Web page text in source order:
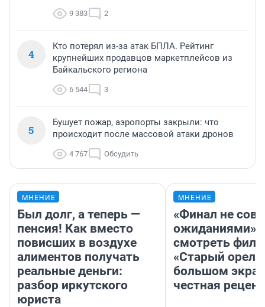
9 383 2
4
Кто потерял из-за атак БПЛА. Рейтинг
крупнейших продавцов маркетплейсов из
Байкальского региона
6 544 3
5
Бушует пожар, аэропорты закрыли: что
происходит после массовой атаки дронов
4 767 Обсудить
МНЕНИЕ
Был долг, а теперь —
пенсия! Как вместо
повисших в воздухе
алиментов получать
реальные деньги:
разбор иркутского
юриста
МНЕНИЕ
«Финал не
ожиданиями»:
смотреть
«Старый орел»
большом
честная